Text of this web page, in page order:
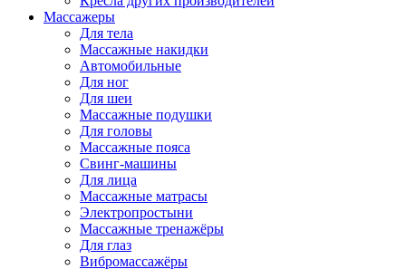
Массажеры
Для тела
Массажные накидки
Автомобильные
Для ног
Для шеи
Массажные подушки
Для головы
Массажные пояса
Свинг-машины
Для лица
Массажные матрасы
Электропростыни
Массажные тренажёры
Для глаз
Вибромассажёры